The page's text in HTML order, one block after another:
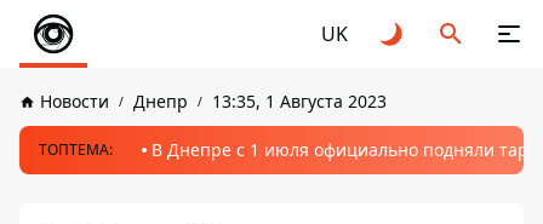
UK
Новости Днепр 13:35, 1 Августа 2023
ТОПТЕМА: В Днепре с 1 июля официально подняли